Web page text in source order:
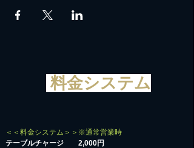
料金システム
＜＜料金システム＞＞※通常営業時
テーブルチャージ 2,000円